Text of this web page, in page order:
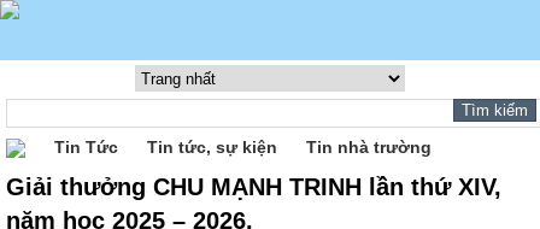
Tin Tức Tin tức, sự kiện Tin nhà trường
Giải thưởng CHU MẠNH TRINH lần thứ XIV,
năm học 2025 – 2026.